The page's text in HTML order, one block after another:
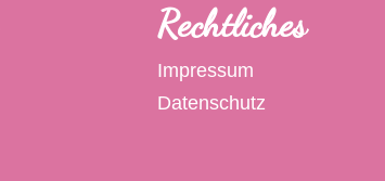
Rechtliches
Impressum
Datenschutz